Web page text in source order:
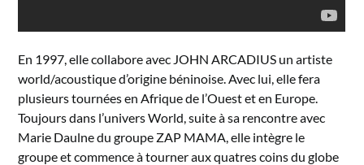
En 1997, elle collabore avec JOHN ARCADIUS un artiste
world/acoustique d’origine béninoise. Avec lui, elle fera
plusieurs tournées en Afrique de l’Ouest et en Europe.
Toujours dans l’univers World, suite à sa rencontre avec
Marie Daulne du groupe ZAP MAMA, elle intègre le
groupe et commence à tourner aux quatres coins du globe